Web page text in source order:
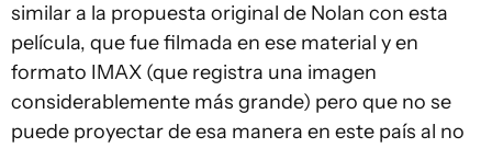
similar a la propuesta original de Nolan con esta
película, que fue filmada en ese material y en
formato IMAX (que registra una imagen
considerablemente más grande) pero que no se
puede proyectar de esa manera en este país al no